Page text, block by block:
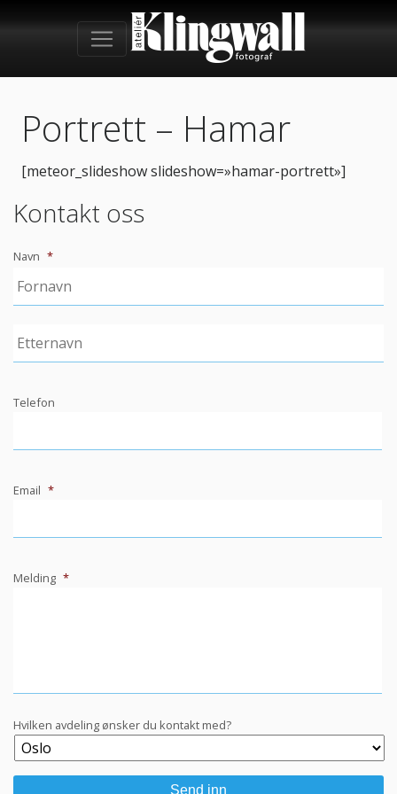
Portrett – Hamar
[meteor_slideshow slideshow=»hamar-portrett»]
Kontakt oss
Navn *
Telefon
Email *
Melding *
Hvilken avdeling ønsker du kontakt med?